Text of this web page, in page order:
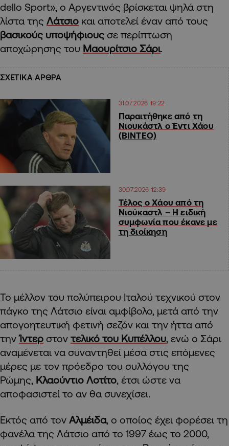
dello Sport», ο Αργεντινός βρίσκεται ψηλά στη
λίστα της Λάτσιο και αποτελεί έναν από τους
βασικούς υποψήφιους σε περίπτωση
αποχώρησης του Μαουρίτσιο Σάρι.
ΣΧΕΤΙΚΑ ΑΡΘΡΑ
31.07.2026 19:22
Παραιτήθηκε από τη
Νιουκάστλ ο Έντι Χάου
(ΒΙΝΤΕΟ)
30.07.2026 12:39
Τέλος ο Χάου από τη
Νιούκαστλ – Η ειδική
συμφωνία που έκανε με
τη διοίκηση
Το μέλλον του πολύπειρου Ιταλού τεχνικού στον
πάγκο της Λάτσιο είναι αμφίβολο, μετά από την
απογοητευτική φετινή σεζόν και την ήττα από
τηνΊντερ στον τελικό του Κυπέλλου, ενώ ο Σάρι
αναμένεται να συναντηθεί μέσα στις επόμενες
μέρες με τον πρόεδρο του συλλόγου της
Ρώμης, Κλαούντιο Λοτίτο, έτσι ώστε να
αποφασιστεί το αν θα συνεχίσει.
Εκτός από τον Αλμέιδα, ο οποίος έχει φορέσει τη
φανέλα της Λάτσιο από το 1997 έως το 2000,